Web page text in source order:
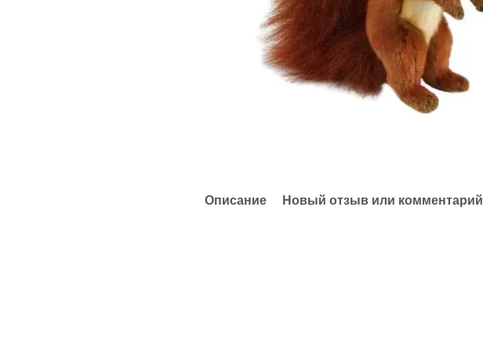
Описание Новый отзыв или комментарий